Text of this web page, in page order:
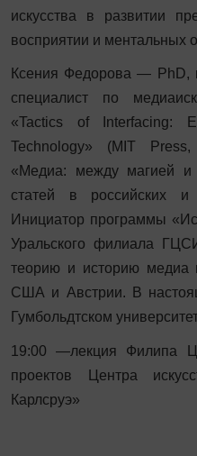
искусства в развитии
восприятии и ментальных
Ксения Федорова — PhD,
специалист по
«Tactics of Interfacing:
Technology» (MIT
«Медиа: между магией и
статей в российских и
Инициатор программы
Уральского филиала
теорию и историю медиа
США и Австрии. В
Гумбольдтском
19:00 —лекция Филипа
проектов Центра
Карлсруэ»